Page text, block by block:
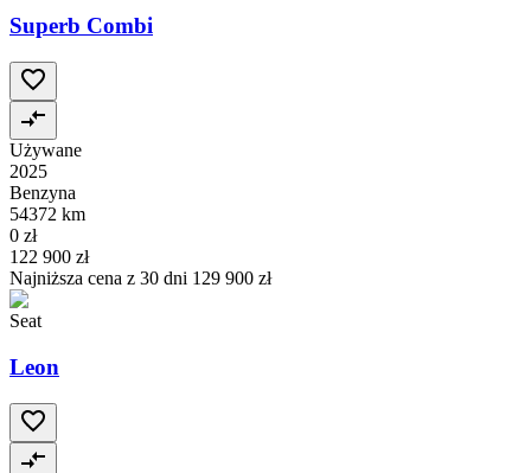
Superb Combi
Używane
2025
Benzyna
54372 km
0 zł
122 900 zł
Najniższa cena z 30 dni 129 900 zł
Seat
Leon